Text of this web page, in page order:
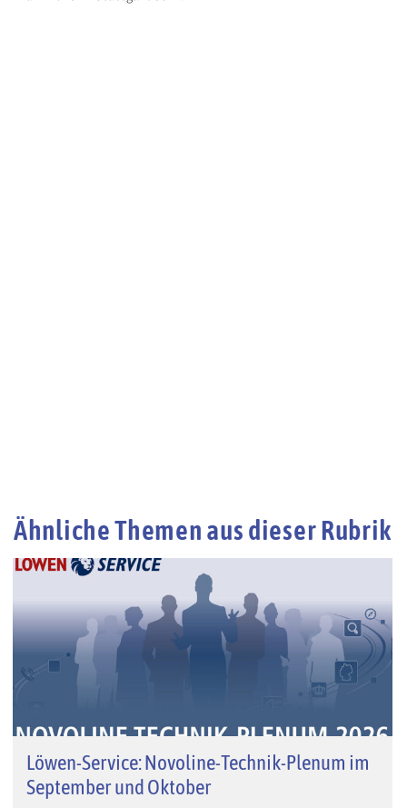
Ähnliche Themen aus dieser Rubrik
Löwen-Service: Novoline-Technik-Plenum im
September und Oktober